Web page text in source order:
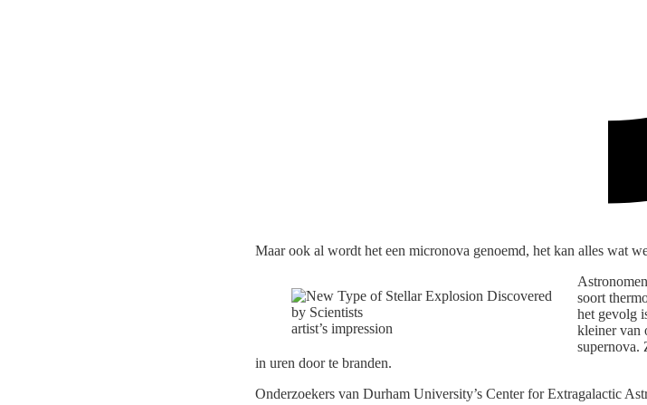
Maar ook al wordt het een micronova genoemd, het kan alles wat
artist’s impression
soort
het gevolg
kleiner van
supernova.
in uren door te branden.
Onderzoekers van Durham University’s Center for Extragalactic